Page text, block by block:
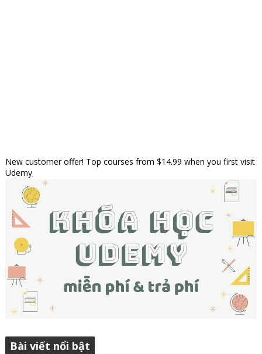
New customer offer! Top courses from $14.99 when you first visit
Udemy
Bài viết nổi bật